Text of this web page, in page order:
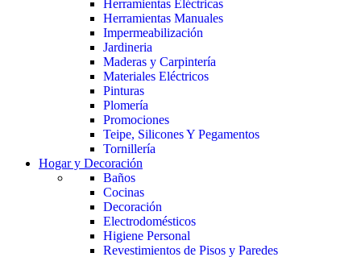
Herramientas Eléctricas
Herramientas Manuales
Impermeabilización
Jardineria
Maderas y Carpintería
Materiales Eléctricos
Pinturas
Plomería
Promociones
Teipe, Silicones Y Pegamentos
Tornillería
Hogar y Decoración
Baños
Cocinas
Decoración
Electrodomésticos
Higiene Personal
Revestimientos de Pisos y Paredes